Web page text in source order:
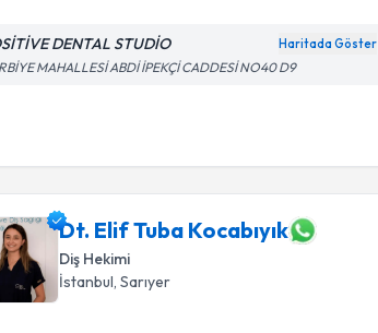
DENTAL STUDİO Haritada Göster
MAHALLESİ ABDİ İPEKÇİ CADDESİ NO40 D9
Dt. Elif Tuba Kocabıyık
Diş Hekimi
İstanbul , Sarıyer